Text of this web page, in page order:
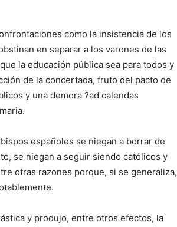
como la insistencia de los
en separar a los varones de las
la educación pública sea para todos y
de la concertada, fruto del pacto de
y una demora ?ad calendas
españoles se niegan a borrar de
se niegan a seguir siendo católicos y
otras razones porque, si se generaliza,
y produjo, entre otros efectos, la